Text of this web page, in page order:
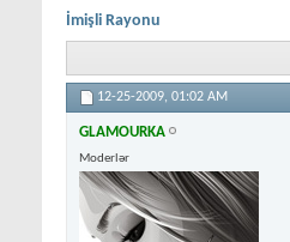
İmişli Rayonu
12-25-2009, 01:02 AM
GLAMOURKA
Moderlər